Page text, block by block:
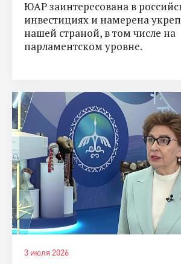
ЮАР заинтересована в
инвестициях и намерена
нашей страной, в том числе на
парламентском уровне.
3 июля 2026